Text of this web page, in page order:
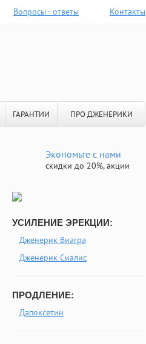
Вопросы - ответы Контакты
ГАРАНТИИ ПРО ДЖЕНЕРИКИ
Экономьте с нами
скидки до 20%, акции
УСИЛЕНИЕ ЭРЕКЦИИ:
Дженерик Виагра
Дженерик Сиалис
ПРОДЛЕНИЕ:
Дапоксетин